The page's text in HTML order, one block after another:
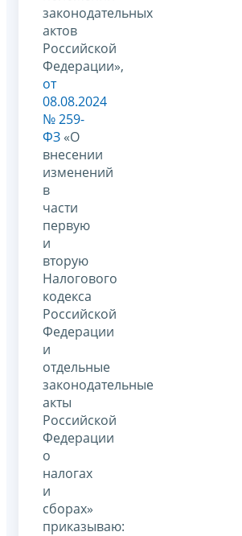
законодательных
актов
Российской
Федерации»,
от
08.08.2024
№ 259-
ФЗ «О
внесении
изменений
в
части
первую
и
вторую
Налогового
кодекса
Российской
Федерации
и
отдельные
законодательные
акты
Российской
Федерации
о
налогах
и
сборах»
приказываю: